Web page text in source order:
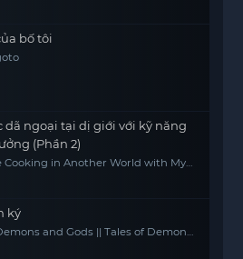
bố tôi
dã ngoại tại dị giới với kỹ năng
(Phần 2)
Cooking in Another World with My
ký
and Gods || Tales of Demon